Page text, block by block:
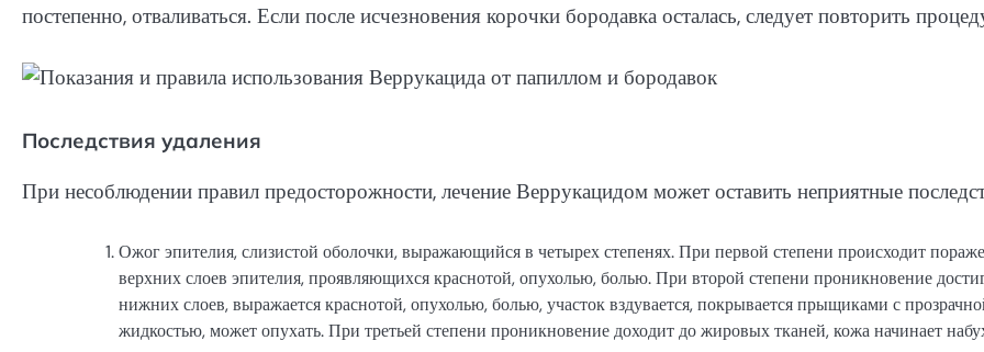
постепенно, отваливаться. Если после исчезновения корочки бородавка осталась, следует повторить
Последствия удаления
При несоблюдении правил предосторожности, лечение Веррукацидом может оставить неприятные
Ожог эпителия, слизистой оболочки, выражающийся в четырех степенях. При первой степени происходит
верхних слоев эпителия, проявляющихся краснотой, опухолью, болью. При второй степени проникновение
нижних слоев, выражается краснотой, опухолью, болью, участок вздувается, покрывается прыщиками с
жидкостью, может опухать. При третьей степени проникновение доходит до жировых тканей, кожа начинает